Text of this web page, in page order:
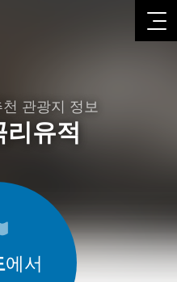
관광지 정보
리유적
에서